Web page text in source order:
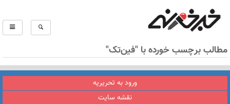
مطالب برچسب خورده با "فین‌تک"
ورود به تحریریه
نقشه سایت